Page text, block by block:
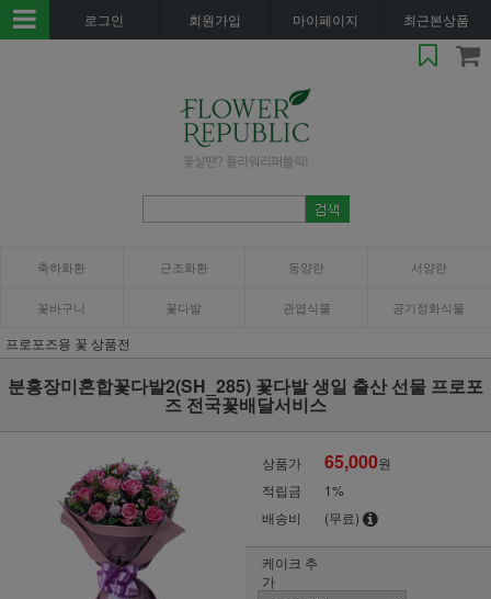
로그인 회원가입 마이페이지 최근본상품
축하화환 근조화환 동양란 서양란
꽃바구니 꽃다발 관엽식물 공기정화식물
프로포즈용 꽃 상품전
분홍장미혼합꽃다발2(SH_285) 꽃다발 생일 출산 선물 프로포
즈 전국꽃배달서비스
상품가 65,000원
적립금
1%
배송비
(무료)
케이크 추
가